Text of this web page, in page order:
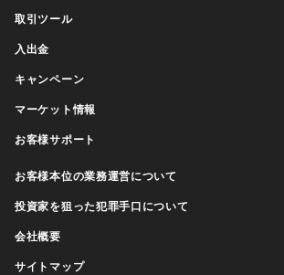
取引ツール
入出金
キャンペーン
マーケット情報
お客様サポート
お客様本位の業務運営について
投資家を狙った犯罪手口について
会社概要
サイトマップ